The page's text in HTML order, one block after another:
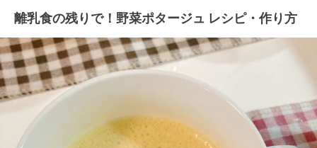
離乳食の残りで！野菜ポタージュ レシピ・作り方